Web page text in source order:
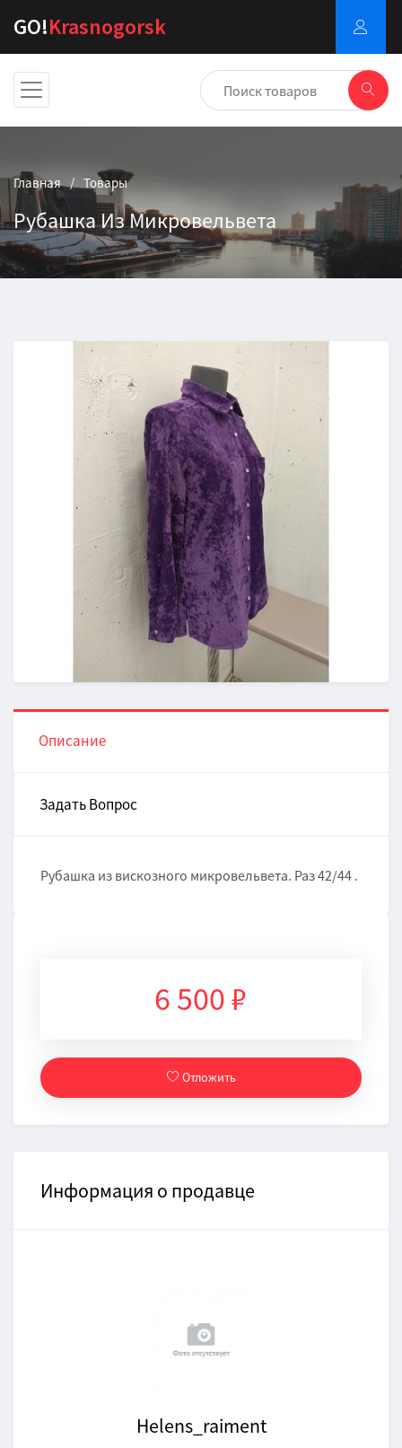
GO!Krasnogorsk
Главная Товары
Рубашка Из Микровельвета
Описание
Задать Вопрос
Рубашка из вискозного микровельвета. Раз 42/44 .
6 500 ₽
Отложить
Информация о продавце
Нelens_raiment